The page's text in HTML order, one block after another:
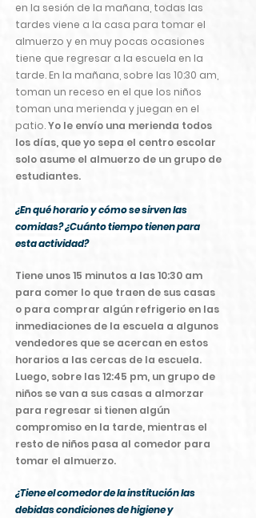
en la sesión de la mañana, todas las
tardes viene a la casa para tomar el
almuerzo y en muy pocas ocasiones
tiene que regresar a la escuela en la
tarde. En la mañana, sobre las 10:30 am,
toman un receso en el que los niños
toman una merienda y juegan en el
patio.Yo le envío una merienda todos
los días, que yo sepa el centro escolar
solo asume el almuerzo de un grupo de
estudiantes.
¿En qué horario y cómo se sirven las
comidas? ¿Cuánto tiempo tienen para
esta actividad?
Tiene unos 15 minutos a las 10:30 am
para comer lo que traen de sus casas
o para comprar algún refrigerio en las
inmediaciones de la escuela a algunos
vendedores que se acercan en estos
horarios a las cercas de la escuela.
Luego, sobre las 12:45 pm, un grupo de
niños se van a sus casas a almorzar
para regresar si tienen algún
compromiso en la tarde, mientras el
resto de niños pasa al comedor para
tomar el almuerzo.
¿Tiene el comedor de la institución las
debidas condiciones de higiene y